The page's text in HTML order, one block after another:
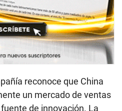
reconoce que China
un mercado de ventas
de innovación. La